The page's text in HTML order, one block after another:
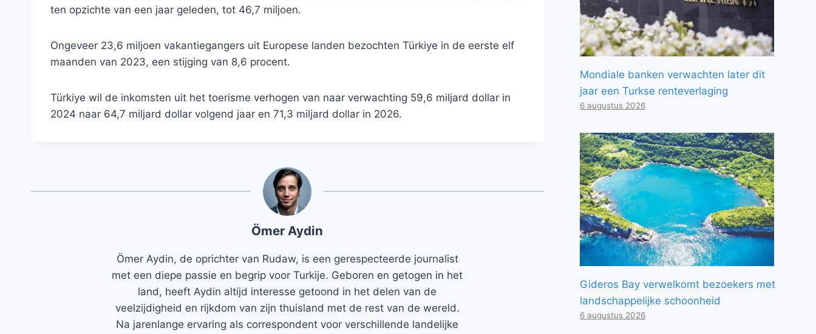
ten opzichte van een jaar geleden, tot 46,7 miljoen.
Ongeveer 23,6 miljoen vakantiegangers uit Europese landen bezochten Türkiye in de eerste elf
maanden van 2023, een stijging van 8,6 procent.
Türkiye wil de inkomsten uit het toerisme verhogen van naar verwachting 59,6 miljard dollar in
2024 naar 64,7 miljard dollar volgend jaar en 71,3 miljard dollar in 2026.
Ömer Aydin
Ömer Aydin, de oprichter van Rudaw, is een gerespecteerde journalist
met een diepe passie en begrip voor Turkije. Geboren en getogen in het
land, heeft Aydin altijd interesse getoond in het delen van de
veelzijdigheid en rijkdom van zijn thuisland met de rest van de wereld.
Na jarenlange ervaring als correspondent voor verschillende landelijke
Mondiale banken verwachten later dit
jaar een Turkse renteverlaging
6 augustus 2026
Gideros Bay verwelkomt bezoekers met
landschappelijke schoonheid
6 augustus 2026